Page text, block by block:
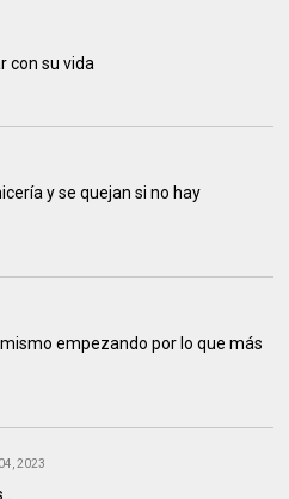
con su vida
y se quejan si no hay
empezando por lo que más
2023